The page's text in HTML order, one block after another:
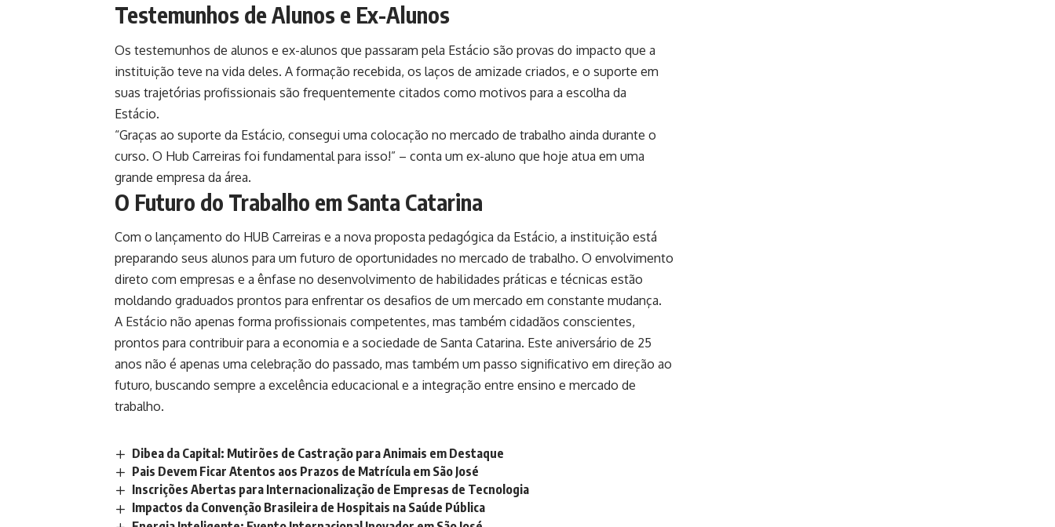
Testemunhos de Alunos e Ex-Alunos
Os testemunhos de alunos e ex-alunos que passaram pela Estácio são provas do impacto que a
instituição teve na vida deles. A formação recebida, os laços de amizade criados, e o suporte em
suas trajetórias profissionais são frequentemente citados como motivos para a escolha da
Estácio.
“Graças ao suporte da Estácio, consegui uma colocação no mercado de trabalho ainda durante o
curso. O Hub Carreiras foi fundamental para isso!” – conta um ex-aluno que hoje atua em uma
grande empresa da área.
O Futuro do Trabalho em Santa Catarina
Com o lançamento do HUB Carreiras e a nova proposta pedagógica da Estácio, a instituição está
preparando seus alunos para um futuro de oportunidades no mercado de trabalho. O envolvimento
direto com empresas e a ênfase no desenvolvimento de habilidades práticas e técnicas estão
moldando graduados prontos para enfrentar os desafios de um mercado em constante mudança.
A Estácio não apenas forma profissionais competentes, mas também cidadãos conscientes,
prontos para contribuir para a economia e a sociedade de Santa Catarina. Este aniversário de 25
anos não é apenas uma celebração do passado, mas também um passo significativo em direção ao
futuro, buscando sempre a excelência educacional e a integração entre ensino e mercado de
trabalho.
Dibea da Capital: Mutirões de Castração para Animais em Destaque
Pais Devem Ficar Atentos aos Prazos de Matrícula em São José
Inscrições Abertas para Internacionalização de Empresas de Tecnologia
Impactos da Convenção Brasileira de Hospitais na Saúde Pública